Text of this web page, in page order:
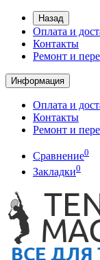
Назад
Оплата и
Контакты
Ремонт и
Информация
Оплата и
Контакты
Ремонт и
Сравнение0
Закладки0